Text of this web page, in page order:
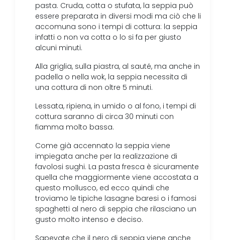
pasta. Cruda, cotta o stufata, la seppia può
essere preparata in diversi modi ma ciò che li
accomuna sono i tempi di cottura: la seppia
infatti o non va cotta o lo si fa per giusto
alcuni minuti.
Alla griglia, sulla piastra, al sauté, ma anche in
padella o nella wok, la seppia necessita di
una cottura di non oltre 5 minuti.
Lessata, ripiena, in umido o al fono, i tempi di
cottura saranno di circa 30 minuti con
fiamma molto bassa.
Come già accennato la seppia viene
impiegata anche per la realizzazione di
favolosi sughi. La pasta fresca è sicuramente
quella che maggiormente viene accostata a
questo mollusco, ed ecco quindi che
troviamo le tipiche lasagne baresi o i famosi
spaghetti al nero di seppia che rilasciano un
gusto molto intenso e deciso.
Sapevate che il nero di seppia viene anche